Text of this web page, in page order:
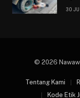
30
© 2026
Tentang Kami
Kode Etik